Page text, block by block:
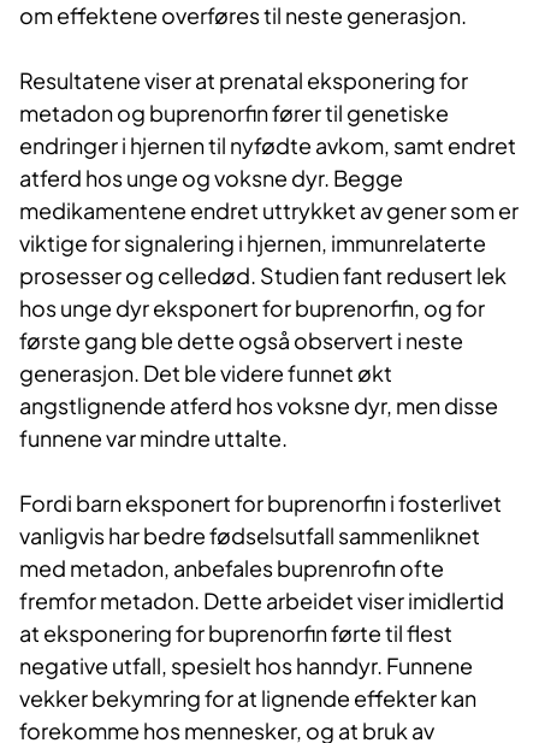
om effektene overføres til neste generasjon.
Resultatene viser at prenatal eksponering for
metadon og buprenorfin fører til genetiske
endringer i hjernen til nyfødte avkom, samt endret
atferd hos unge og voksne dyr. Begge
medikamentene endret uttrykket av gener som er
viktige for signalering i hjernen, immunrelaterte
prosesser og celledød. Studien fant redusert lek
hos unge dyr eksponert for buprenorfin, og for
første gang ble dette også observert i neste
generasjon. Det ble videre funnet økt
angstlignende atferd hos voksne dyr, men disse
funnene var mindre uttalte.
Fordi barn eksponert for buprenorfin i fosterlivet
vanligvis har bedre fødselsutfall sammenliknet
med metadon, anbefales buprenrofin ofte
fremfor metadon. Dette arbeidet viser imidlertid
at eksponering for buprenorfin førte til flest
negative utfall, spesielt hos hanndyr. Funnene
vekker bekymring for at lignende effekter kan
forekomme hos mennesker, og at bruk av